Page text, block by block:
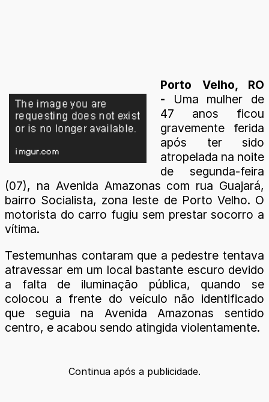
Porto Velho, RO
- Uma mulher de
47 anos ficou
gravemente ferida
após ter sido
atropelada na noite
de segunda-feira
(07), na Avenida Amazonas com rua Guajará,
bairro Socialista, zona leste de Porto Velho. O
motorista do carro fugiu sem prestar socorro a
vítima.
Testemunhas contaram que a pedestre tentava
atravessar em um local bastante escuro devido
a falta de iluminação pública, quando se
colocou a frente do veículo não identificado
que seguia na Avenida Amazonas sentido
centro, e acabou sendo atingida violentamente.
Continua após a publicidade.